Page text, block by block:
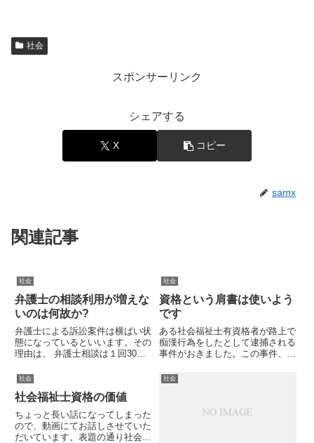
社会
スポンサーリンク
シェアする
X コピー
samx
関連記事
社会
弁護士の相談利用が増えな
いのは何故か?
弁護士による訴訟案件は横ばい状
態になっているといいます。その
理由は、 弁護士相談は１回30分
者側が必要証拠書類の用意しなけ
相談内容を説明する力が要求され
る 「それは法的に難し...
社会
資格という肩書は使いよう
です
ある社会福祉士有資格者が路上で
痴漢行為をしたとして逮捕される
事件がおきました。この事件、無
ば、ニュースにもならなかったか
外性からニュース報道に至った
社会
社会福祉士資格の価値
ちょっと長い話になってしまった
ので、動画にてお話しさせていた
だいています。表題の通り社会福
社会